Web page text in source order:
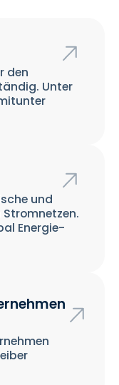
den
Unter
und
Energie-